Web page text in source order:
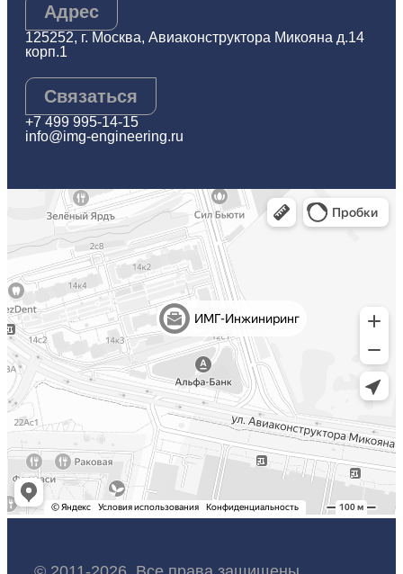
Адрес
125252, г. Москва, Авиаконструктора Микояна д.14
корп.1
Связаться
+7 499 995-14-15
info@img-engineering.ru